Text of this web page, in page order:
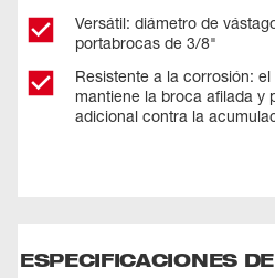
Versátil: diámetro de
portabrocas de 3/8"
Resistente a la corrosión:
mantiene la broca afilada y
adicional contra la
ESPECIFICACIONES